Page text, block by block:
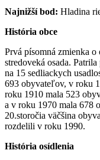
Najnižší bod: Hladina
História obce
Prvá písomná zmienka
stredoveká osada.
na 15 sedliackych
693 obyvateľov, v roku
roku 1910 mala 523
a v roku 1970 mala 678
20.storočia väčšina
rozdelili v roku 1990.
História osídlenia